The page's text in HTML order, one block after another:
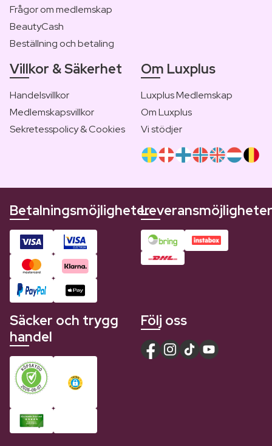
Frågor om medlemskap
BeautyCash
Beställning och betaling
Villkor & Säkerhet
Handelsvillkor
Medlemskapsvillkor
Sekretesspolicy & Cookies
Om Luxplus
Luxplus Medlemskap
Om Luxplus
Vi stödjer
BetalningsmöjligheterLeveransmöjligheter
Säcker och trygg
handel
Följ oss